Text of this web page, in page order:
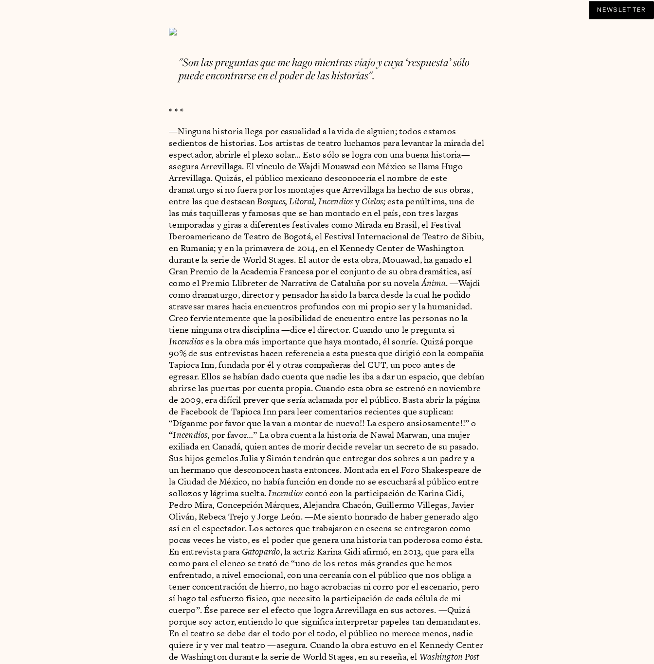
"Son las preguntas que me hago mientras viajo y cuya ‘respuesta’ sólo
puede encontrarse en el poder de las historias".
* * *
—Ninguna historia llega por casualidad a la vida de alguien; todos estamos
sedientos de historias. Los artistas de teatro luchamos para levantar la mirada del
espectador, abrirle el plexo solar… Esto sólo se logra con una buena historia—
asegura Arrevillaga. El vínculo de Wajdi Mouawad con México se llama Hugo
Arrevillaga. Quizás, el público mexicano desconocería el nombre de este
dramaturgo si no fuera por los montajes que Arrevillaga ha hecho de sus obras,
entre las que destacanBosques, Litoral, Incendiosy Cielos;esta penúltima, una de
las más taquilleras y famosas que se han montado en el país, con tres largas
temporadas y giras a diferentes festivales como Mirada en Brasil, el Festival
Iberoamericano de Teatro de Bogotá, el Festival Internacional de Teatro de Sibiu,
en Rumania; y en la primavera de 2014, en el Kennedy Center de Washington
durante la serie de World Stages. El autor de esta obra, Mouawad, ha ganado el
Gran Premio de la Academia Francesa por el conjunto de su obra dramática, así
como el Premio Llibreter de Narrativa de Cataluña por su novelaÁnima. —Wajdi
como dramaturgo, director y pensador ha sido la barca desde la cual he podido
atravesar mares hacia encuentros profundos con mi propio ser y la humanidad.
Creo fervientemente que la posibilidad de encuentro entre las personas no la
tiene ninguna otra disciplina —dice el director. Cuando uno le pregunta si
Incendioses la obra más importante que haya montado, él sonríe. Quizá porque
90% de sus entrevistas hacen referencia a esta puesta que dirigió con la compañía
Tapioca Inn, fundada por él y otras compañeras del CUT, un poco antes de
egresar. Ellos se habían dado cuenta que nadie les iba a dar un espacio, que debían
abrirse las puertas por cuenta propia. Cuando esta obra se estrenó en noviembre
de 2009, era difícil prever que sería aclamada por el público. Basta abrir la página
de Facebook de Tapioca Inn para leer comentarios recientes que suplican:
“Díganme por favor que la van a montar de nuevo!! La espero ansiosamente!!” o
“Incendios, por favor…” La obra cuenta la historia de Nawal Marwan, una mujer
exiliada en Canadá, quien antes de morir decide revelar un secreto de su pasado.
Sus hijos gemelos Julia y Simón tendrán que entregar dos sobres a un padre y a
un hermano que desconocen hasta entonces. Montada en el Foro Shakespeare de
la Ciudad de México, no había función en donde no se escuchará al público entre
sollozos y lágrima suelta.Incendioscontó con la participación de Karina Gidi,
Pedro Mira, Concepción Márquez, Alejandra Chacón, Guillermo Villegas, Javier
Oliván, Rebeca Trejo y Jorge León. —Me siento honrado de haber generado algo
así en el espectador. Los actores que trabajaron en escena se entregaron como
pocas veces he visto, es el poder que genera una historia tan poderosa como ésta.
En entrevista para Gatopardo, la actriz Karina Gidi afirmó, en 2013, que para ella
como para el elenco se trató de “uno de los retos más grandes que hemos
enfrentado, a nivel emocional, con una cercanía con el público que nos obliga a
tener concentración de hierro, no hago acrobacias ni corro por el escenario, pero
sí hago tal esfuerzo físico, que necesito la participación de cada célula de mi
cuerpo”. Ése parece ser el efecto que logra Arrevillaga en sus actores. —Quizá
porque soy actor, entiendo lo que significa interpretar papeles tan demandantes.
En el teatro se debe dar el todo por el todo, el público no merece menos, nadie
quiere ir y ver mal teatro —asegura. Cuando la obra estuvo en el Kennedy Center
de Washington durante la serie de World Stages, en su reseña, el Washington Post
NEWSLETTER